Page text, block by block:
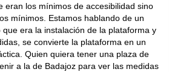
eran los mínimos de accesibilidad sino
mínimos. Estamos hablando de un
era la instalación de la plataforma y
se convierte la plataforma en un
Quien quiera tener una plaza de
a la de Badajoz para ver las medidas